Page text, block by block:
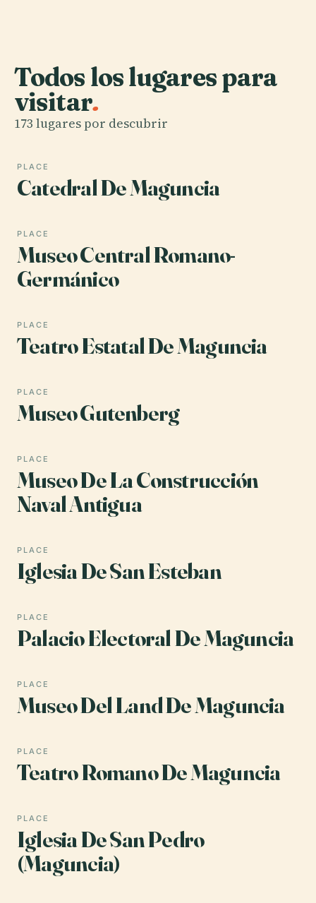
Todos los lugares para
visitar.
173 lugares por descubrir
PLACE
Catedral De Maguncia
PLACE
Museo Central Romano-
Germánico
PLACE
Teatro Estatal De Maguncia
PLACE
Museo Gutenberg
PLACE
Museo De La Construcción
Naval Antigua
PLACE
Iglesia De San Esteban
PLACE
Palacio Electoral De Maguncia
PLACE
Museo Del Land De Maguncia
PLACE
Teatro Romano De Maguncia
PLACE
Iglesia De San Pedro
(Maguncia)